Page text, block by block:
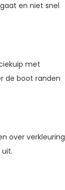
en niet snel
met
de boot randen
over verkleuring